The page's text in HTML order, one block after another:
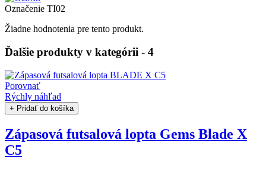
Označenie TI02
Žiadne hodnotenia pre tento produkt.
Ďalšie produkty v kategórii - 4
Porovnať
Rýchly náhľad
+ Pridať do košíka
Zápasová futsalová lopta Gems Blade X
C5